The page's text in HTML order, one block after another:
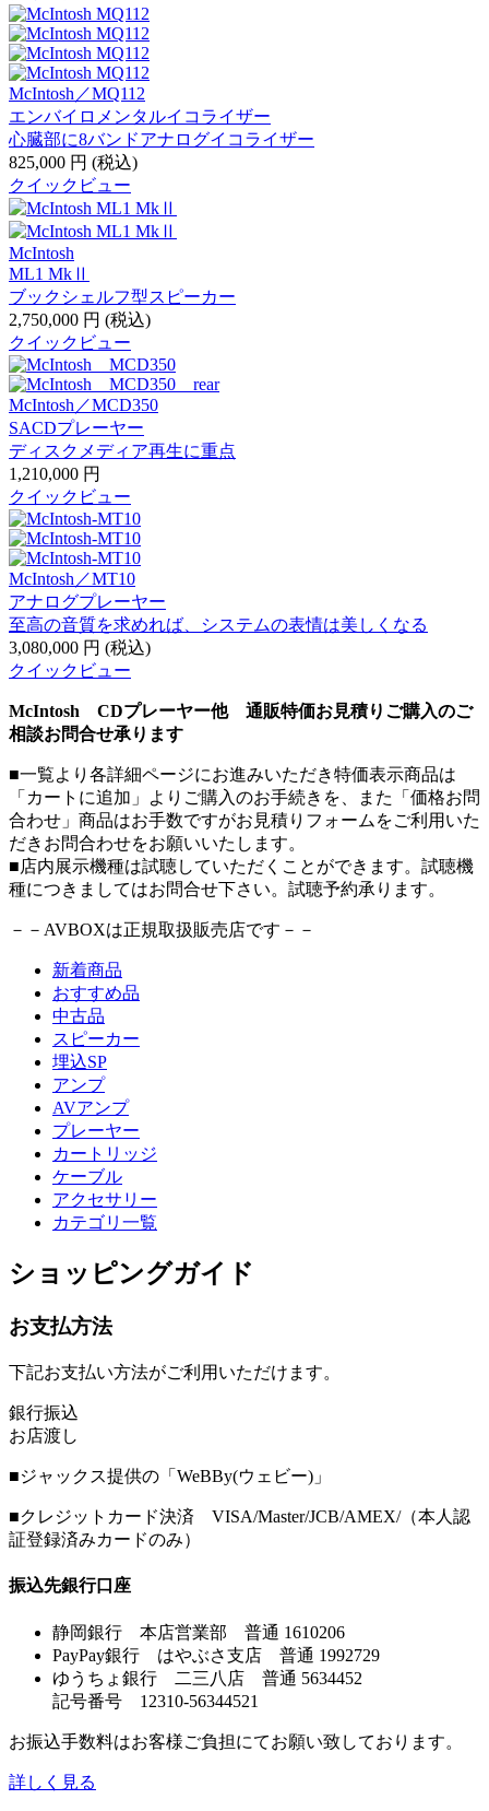
McIntosh／MQ112
エンバイロメンタルイコライザー
心臓部に8バンドアナログイコライザー
825,000 円 (税込)
クイックビュー
McIntosh
ML1 MkⅡ
ブックシェルフ型スピーカー
2,750,000 円 (税込)
クイックビュー
McIntosh／MCD350
SACDプレーヤー
ディスクメディア再生に重点
1,210,000 円
クイックビュー
McIntosh／MT10
アナログプレーヤー
至高の音質を求めれば、システムの表情は美しくなる
3,080,000 円 (税込)
クイックビュー
McIntosh CDプレーヤー他 通販特価お見積りご購入のご
相談お問合せ承ります
■一覧より各詳細ページにお進みいただき特価表示商品は
「カートに追加」よりご購入のお手続きを、また「価格お問
合わせ」商品はお手数ですがお見積りフォームをご利用いた
だきお問合わせをお願いいたします。
■店内展示機種は試聴していただくことができます。試聴機
種につきましてはお問合せ下さい。試聴予約承ります。
－－AVBOXは正規取扱販売店です－－
新着商品
おすすめ品
中古品
スピーカー
埋込SP
アンプ
AVアンプ
プレーヤー
カートリッジ
ケーブル
アクセサリー
カテゴリ一覧
ショッピングガイド
お支払方法
下記お支払い方法がご利用いただけます。
銀行振込
お店渡し
■ジャックス提供の「WeBBy(ウェビー)」
■クレジットカード決済 VISA/Master/JCB/AMEX/（本人認
証登録済みカードのみ）
振込先銀行口座
静岡銀行 本店営業部 普通 1610206
PayPay銀行 はやぶさ支店 普通 1992729
ゆうちょ銀行 二三八店 普通 5634452
記号番号 12310-56344521
お振込手数料はお客様ご負担にてお願い致しております。
詳しく見る